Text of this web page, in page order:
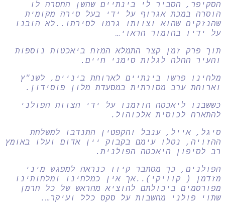
הסקיפר, הסביר לי בינתיים שהשן החסרה לו
הוסרה במכת אגרוף על ידי בעל סירה מקומית
שהנזקים שהוא וצוותו גרמו לסירתו..לא הובנו
על ידיו בהומור הראוי…
תוך פרק זמן קצר התמלא המזח ביאכטות נוספות
והעיר החלה לגלות סימני חיים.
מלחינו פרשו בינתיים לארוחת ביניים, לשנ"ץ
וארוחת ערב מסורתית במסעדת מלון פוסידון.
כששבנו ליאכטה הוזמנו על ידי הצוות הפולני
להתארח לכוסית אלכוהול.
סיגל, אייל, ענבל והקפטין התנדבו למשלחת
ההזויה, נטלו עימם בקבוק יין אדום ועלו באומץ
רב לסיפון היאכטה הפולנית.
הפולנים, כך מסתבר קיוו כנראה למפגש מיני
מזדמן ( קוויקי)..אך אין כמלחינו ומלחותינו
מפורסמים ביכולתם להוציא מהראש של כל חרמן
שתוי פולני מחשבות על סקס כלל ועיקר….